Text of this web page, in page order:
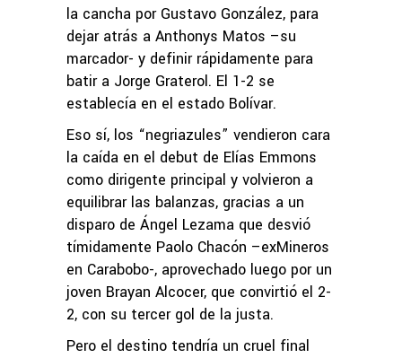
la cancha por Gustavo González, para
dejar atrás a Anthonys Matos –su
marcador- y definir rápidamente para
batir a Jorge Graterol. El 1-2 se
establecía en el estado Bolívar.
Eso sí, los “negriazules” vendieron cara
la caída en el debut de Elías Emmons
como dirigente principal y volvieron a
equilibrar las balanzas, gracias a un
disparo de Ángel Lezama que desvió
tímidamente Paolo Chacón –exMineros
en Carabobo-, aprovechado luego por un
joven Brayan Alcocer, que convirtió el 2-
2, con su tercer gol de la justa.
Pero el destino tendría un cruel final